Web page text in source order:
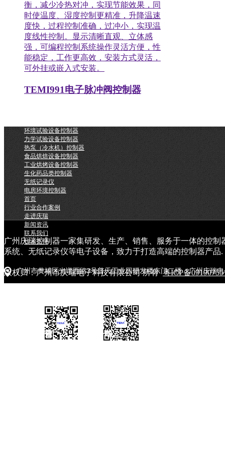
衡，减少冷热对冲，实现节能效果，同
时使温度、湿度控制更精准，升降温速
度快，过程控制准确，过冲小，实现温
度线性控制。显示清晰直观、立体感
强，可编程控制系统操作灵活方便，性
能稳定，工作更高效，安装方式灵活，
可外挂或嵌入式安装。
TEMI991电子脉冲阀控制器
环境试验设备控制器
力学试验设备控制器
热泵（冷水机）控制器
食品烘焙设备控制器
工业烘烤设备控制器
生化药品类控制器
无纸记录仪
电房环境控制器
首页
行业合作案例
走进庆瑞
新闻资讯
联系我们
技术支持
广州市黄埔区光谱西路3号普天工业园研发楼东门二楼（广州庆瑞
广州庆瑞控制器一家集研发、生产、销售、服务于一体的控
系统、无纸记录仪等电子设备，致力于打造高端的控制器产品.
版权归：广州市庆瑞电子科技有限公司 所有粤ICP备